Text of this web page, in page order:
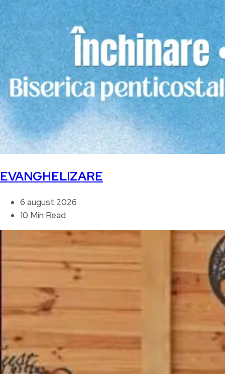
EVANGHELIZARE
6 august 2026
10 Min Read